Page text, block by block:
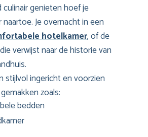
culinair genieten hoef je
Je overnacht in een
hotelkamer, of de
die verwijst naar de historie van
stijlvol ingericht en voorzien
zoals:
bedden